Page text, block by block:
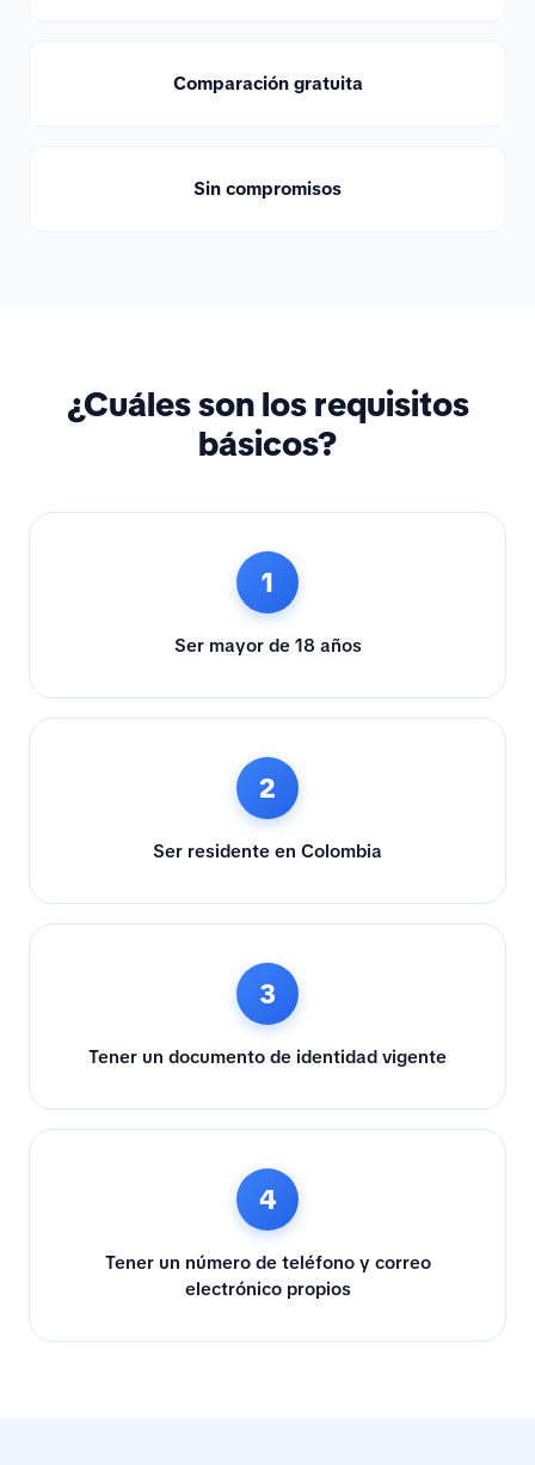
Comparación gratuita
Sin compromisos
¿Cuáles son los requisitos
básicos?
1
Ser mayor de 18 años
2
Ser residente en Colombia
3
Tener un documento de identidad vigente
4
Tener un número de teléfono y correo
electrónico propios